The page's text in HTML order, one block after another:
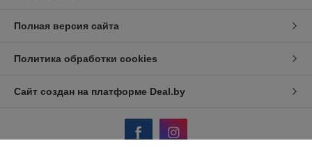
Полная версия сайта
Политика обработки cookies
Сайт создан на платформе Deal.by